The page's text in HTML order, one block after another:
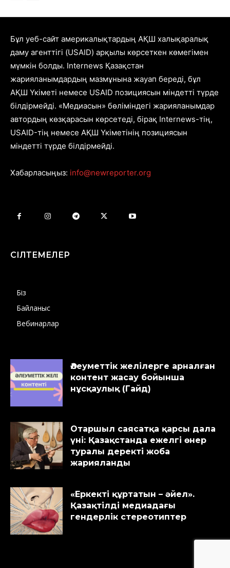
Бұл уеб-сайт америкалықтардың АҚШ халықаралық
даму агенттігі (USAID) арқылы көрсеткен көмегімен
мүмкін болды. Internews Қазақстан
жарияланымдардың мазмұнына жауап береді, бұл
АҚШ Үкіметі немесе USAID позициясын міндетті түрде
білдірмейді. «Медиасын» бөліміндегі жарияланымдар
автордың көзқарасын көрсетеді, бірақ Internews-тің,
USAID-тің немесе АҚШ Үкіметінің позициясын
міндетті түрде білдірмейді.
Хабарласыңыз: info@newreporter.org
СІЛТЕМЕЛЕР
Біз
Байланыс
Вебинарлар
Әлеуметтік желілерге арналған
контент жасау бойынша
нұсқаулық (Гайд)
Отаршыл саясатқа қарсы дала
үні: Қазақстанда ежелгі өнер
туралы деректі жоба
жарияланды
«Еркекті құртатын – әйел».
Қазақтілді медиадағы
гендерлік стереотиптер